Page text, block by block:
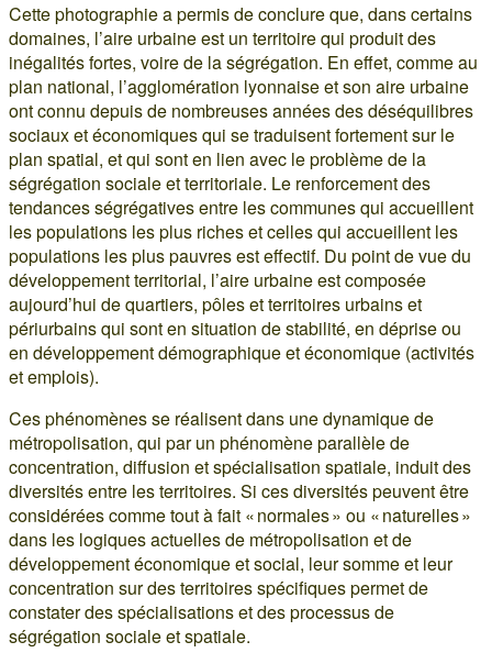
Cette photographie a permis de conclure que, dans certains
domaines, l’aire urbaine est un territoire qui produit des
inégalités fortes, voire de la ségrégation. En effet, comme au
plan national, l’agglomération lyonnaise et son aire urbaine
ont connu depuis de nombreuses années des déséquilibres
sociaux et économiques qui se traduisent fortement sur le
plan spatial, et qui sont en lien avec le problème de la
ségrégation sociale et territoriale. Le renforcement des
tendances ségrégatives entre les communes qui accueillent
les populations les plus riches et celles qui accueillent les
populations les plus pauvres est effectif. Du point de vue du
développement territorial, l’aire urbaine est composée
aujourd’hui de quartiers, pôles et territoires urbains et
périurbains qui sont en situation de stabilité, en déprise ou
en développement démographique et économique (activités
et emplois).
Ces phénomènes se réalisent dans une dynamique de
métropolisation, qui par un phénomène parallèle de
concentration, diffusion et spécialisation spatiale, induit des
diversités entre les territoires. Si ces diversités peuvent être
considérées comme tout à fait « normales » ou « naturelles »
dans les logiques actuelles de métropolisation et de
développement économique et social, leur somme et leur
concentration sur des territoires spécifiques permet de
constater des spécialisations et des processus de
ségrégation sociale et spatiale.